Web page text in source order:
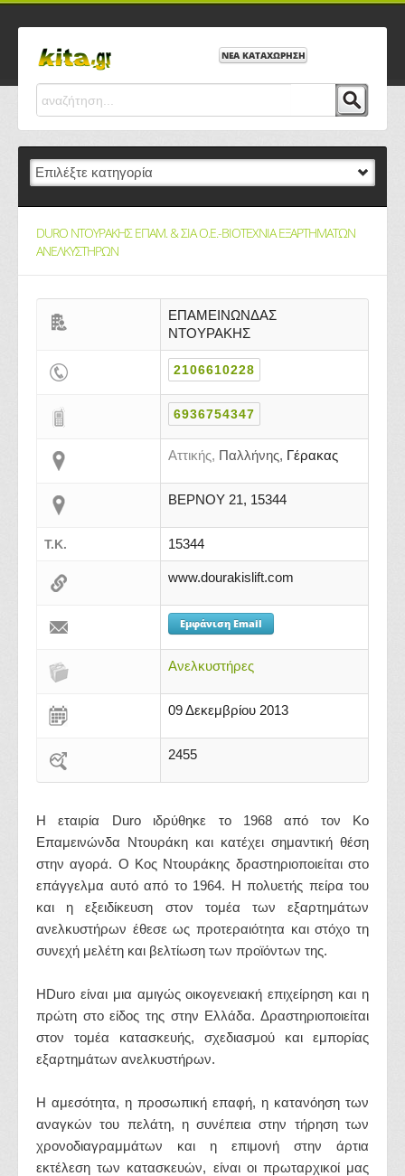
ΝΕΑ ΚΑΤΑΧΩΡΗΣΗ
DURO ΝΤΟΥΡΑΚΗΣ ΕΠΑΜ. & ΣΙΑ Ο.Ε.-ΒΙΟΤΕΧΝΙΑ ΕΞΑΡΤΗΜΑΤΩΝ
ΑΝΕΛΚΥΣΤΗΡΩΝ
ΕΠΑΜΕΙΝΩΝΔΑΣ
ΝΤΟΥΡΑΚΗΣ
2106610228
6936754347
Αττικής, Παλλήνης, Γέρακας
ΒΕΡΝΟΥ 21, 15344
Τ.Κ. 15344
www.dourakislift.com
Εμφάνιση Email
Ανελκυστήρες
09 Δεκεμβρίου 2013
2455
Η εταιρία Duro ιδρύθηκε το 1968 από τον Κο
Επαμεινώνδα Ντουράκη και κατέχει σημαντική θέση
στην αγορά. Ο Κος Ντουράκης δραστηριοποιείται στο
επάγγελμα αυτό από το 1964. Η πολυετής πείρα του
και η εξειδίκευση στον τομέα των εξαρτημάτων
ανελκυστήρων έθεσε ως προτεραιότητα και στόχο τη
συνεχή μελέτη και βελτίωση των προϊόντων της.
ΗDuro είναι μια αμιγώς οικογενειακή επιχείρηση και η
πρώτη στο είδος της στην Ελλάδα. Δραστηριοποιείται
στον τομέα κατασκευής, σχεδιασμού και εμπορίας
εξαρτημάτων ανελκυστήρων.
Η αμεσότητα, η προσωπική επαφή, η κατανόηση των
αναγκών του πελάτη, η συνέπεια στην τήρηση των
χρονοδιαγραμμάτων και η επιμονή στην άρτια
εκτέλεση των κατασκευών, είναι οι πρωταρχικοί μας